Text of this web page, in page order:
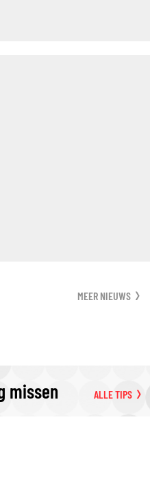
MEER NIEUWS
missen ALLE TIPS